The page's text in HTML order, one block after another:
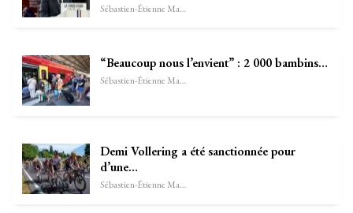
Sébastien-Étienne Marechal
“Beaucoup nous l’envient” : 2 000 bambins…
Sébastien-Étienne Marechal
Demi Vollering a été sanctionnée pour
d’une…
Sébastien-Étienne Marechal